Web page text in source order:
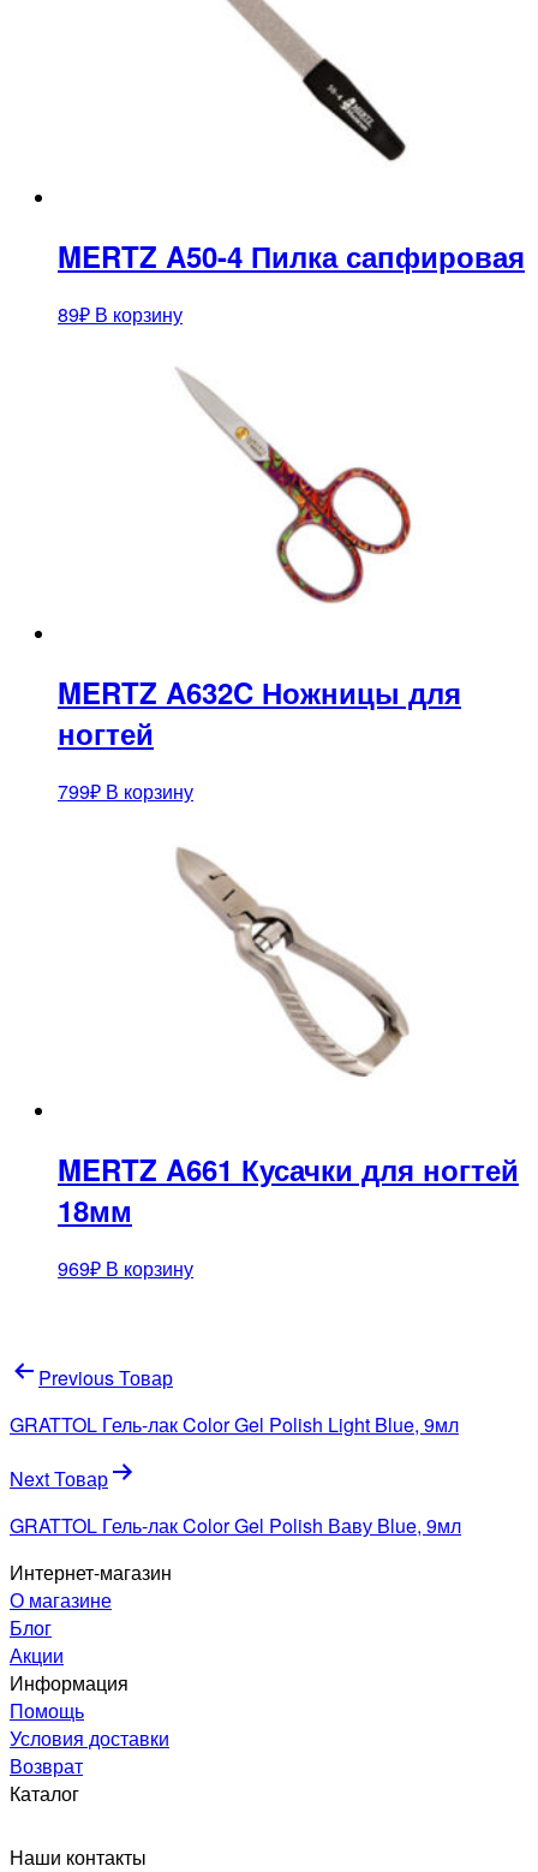
MERTZ A50-4 Пилка сапфировая
89₽ В корзину
MERTZ A632C Ножницы для
ногтей
799₽ В корзину
MERTZ A661 Кусачки для ногтей
18мм
969₽ В корзину
Навигация
по
записям
Previous Товар
GRATTOL Гель-лак Color Gel Polish Light Blue, 9мл
Next Товар
GRATTOL Гель-лак Color Gel Polish Ваву Blue, 9мл
Интернет-магазин
О магазине
Блог
Акции
Информация
Помощь
Условия доставки
Возврат
Каталог
Наши контакты